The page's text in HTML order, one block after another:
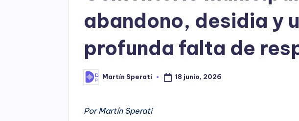
abandono, desidia y
profunda falta de
Posted
by
Martín Sperati 18 junio, 2026
Por Martín Sperati